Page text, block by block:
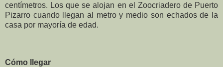
centímetros. Los que se alojan en el Zoocriadero de Puerto
Pizarro cuando llegan al metro y medio son echados de la
casa por mayoría de edad.
Cómo llegar